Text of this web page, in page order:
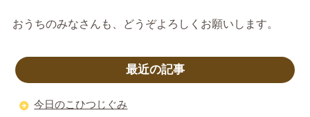
おうちのみなさんも、どうぞよろしくお願いします。
最近の記事
今日のこひつじぐみ